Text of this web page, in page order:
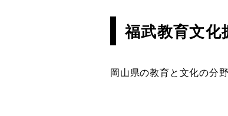
福武教育文化
岡山県の教育と文化の分